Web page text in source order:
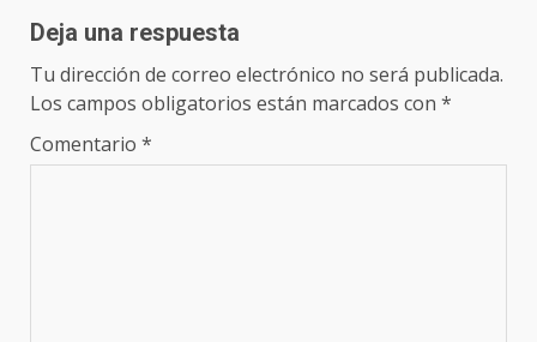
Deja una respuesta
Tu dirección de correo electrónico no será publicada.
Los campos obligatorios están marcados con *
Comentario *